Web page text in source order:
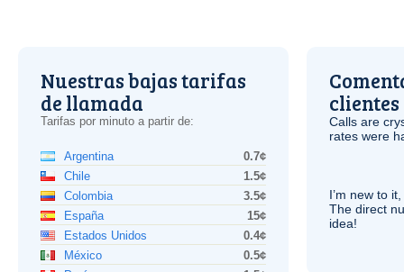
Nuestras bajas tarifas
de llamada
Tarifas por minuto a partir de:
Argentina
0.7¢
Chile
1.5¢
Colombia
3.5¢
España
15¢
Estados Unidos
0.4¢
México
0.5¢
clientes
Calls are
rates were
I’m new to
The direct
idea!